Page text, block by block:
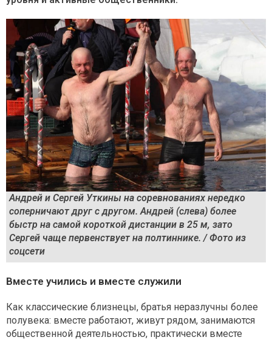
Андрей и Сергей Уткины на соревнованиях нередко
соперничают друг с другом. Андрей (слева) более
быстр на самой короткой дистанции в 25 м, зато
Сергей чаще первенствует на полтиннике. / Фото из
соцсети
Вместе учились и вместе служили
Как классические близнецы, братья неразлучны более
полувека: вместе работают, живут рядом, занимаются
общественной деятельностью, практически вместе